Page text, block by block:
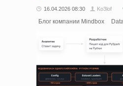
16.04.2026 08:30 Ko3lof
Блог компании Mindbox